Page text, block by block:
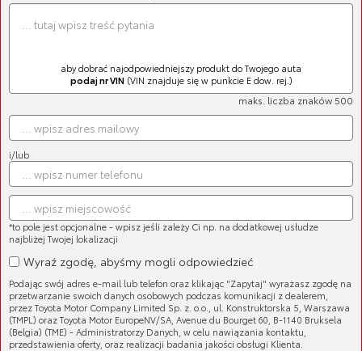
Układ hamulcowy (204)
Układ elektryczny (87)
Wycieraczki (98)
Zawieszenie (199)
Silnik (125)
Układ napędowy (32)
Układ zapłonowy (29)
Układ wydechowy (43)
Nadwozie (37)
Inne (67)
maks. liczba znaków 500
aby dobrać najodpowiedniejszy produkt do Twojego auta
podaj nr VIN(VIN znajduje się w punkcie E dow. rej.)
i/lub
*to pole jest opcjonalne - wpisz jeśli zależy Ci np. na dodatkowej usłudze
najbliżej Twojej lokalizacji
Wyraź zgodę, abyśmy mogli odpowiedzieć
Podając swój adres e-mail lub telefon oraz klikając "Zapytaj" wyrażasz zgodę na
przetwarzanie swoich danych osobowych podczas komunikacji z dealerem,
przez Toyota Motor Company Limited Sp. z. o.o., ul. Konstruktorska 5, Warszawa
(TMPL) oraz Toyota Motor EuropeNV/SA, Avenue du Bourget 60, B-1140 Bruksela
(Belgia) (TME) - Administratorzy Danych, w celu nawiązania kontaktu,
przedstawienia oferty, oraz realizacji badania jakości obsługi Klienta.